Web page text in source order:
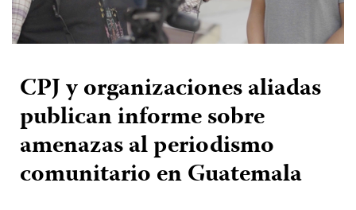
CPJ y organizaciones aliadas
publican informe sobre
amenazas al periodismo
comunitario en Guatemala